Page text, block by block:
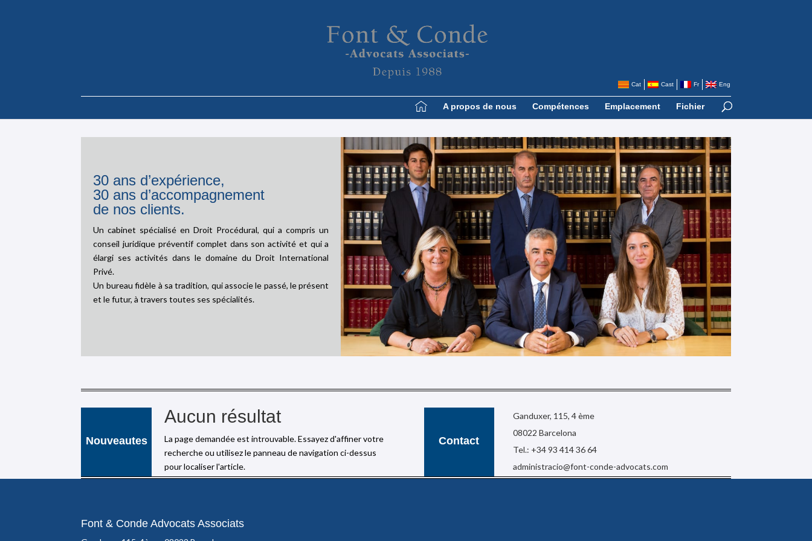
Cat Cast Fr Eng
A propos de nous Compétences Emplacement Fichier
30 ans d’expérience,
30 ans d’accompagnement
de nos clients.
Un cabinet spécialisé en Droit Procédural, qui a compris un
conseil juridique préventif complet dans son activité et qui a
élargi ses activités dans le domaine du Droit International
Privé.
Un bureau fidèle à sa tradition, qui associe le passé, le présent
et le futur, à travers toutes ses spécialités.
Nouveautes
Aucun résultat
La page demandée est introuvable. Essayez d'affiner votre
recherche ou utilisez le panneau de navigation ci-dessus
pour localiser l'article.
Contact
Ganduxer, 115, 4 ème
08022 Barcelona
Tel.: +34 93 414 36 64
administracio@font-conde-advocats.com
Font & Conde Advocats Associats